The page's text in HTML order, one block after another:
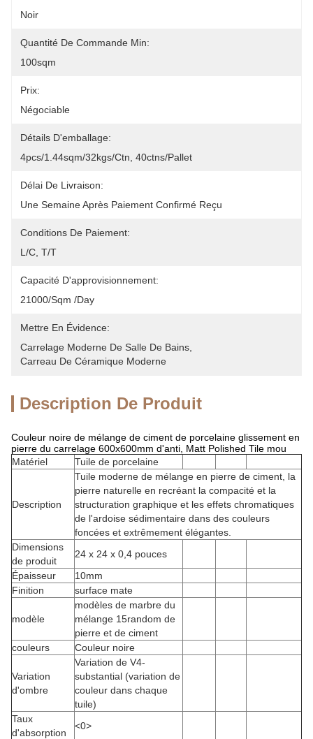
Noir
Quantité De Commande Min:
100sqm
Prix:
Négociable
Détails D'emballage:
4pcs/1.44sqm/32kgs/ctn, 40ctns/pallet
Délai De Livraison:
Une Semaine Après Paiement Confirmé Reçu
Conditions De Paiement:
L/C, T/T
Capacité D'approvisionnement:
21000/sqm /day
Mettre En Évidence:
Carrelage Moderne De Salle De Bains
Carreau De Céramique Moderne
Description De Produit
Couleur noire de mélange de ciment de porcelaine glissement en
pierre du carrelage 600x600mm d'anti, Matt Polished Tile mou
Matériel
Tuile de porcelaine
Description
Tuile moderne de mélange en pierre de ciment, la
pierre naturelle en recréant la compacité et la
structuration graphique et les effets chromatiques
de l'ardoise sédimentaire dans des couleurs
foncées et extrêmement élégantes.
Dimensions
de produit
24 x 24 x 0,4 pouces
Épaisseur
10mm
Finition
surface mate
modèle
modèles de marbre du
mélange 15random de
pierre et de ciment
couleurs
Couleur noire
Variation
d'ombre
Variation de V4-
substantial (variation de
couleur dans chaque
tuile)
Taux
d'absorption
<0>